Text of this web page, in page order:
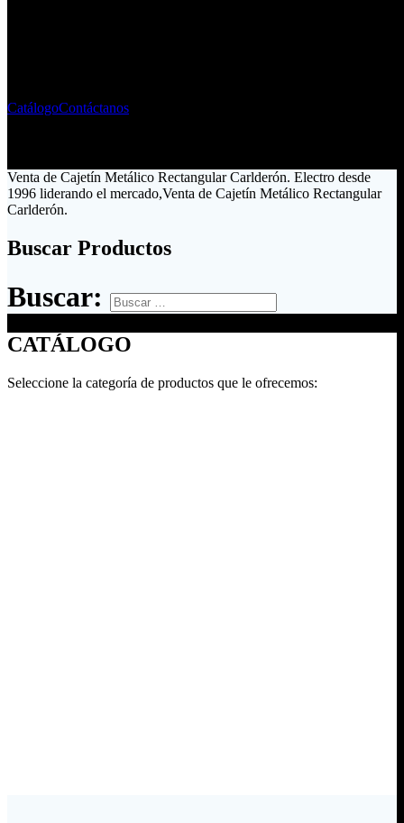
CatálogoContáctanos
Venta de Cajetín Metálico Rectangular Carlderón. Electro desde
1996 liderando el mercado,Venta de Cajetín Metálico Rectangular
Carlderón.
Buscar Productos
Buscar:
CATÁLOGO
Seleccione la categoría de productos que le ofrecemos: